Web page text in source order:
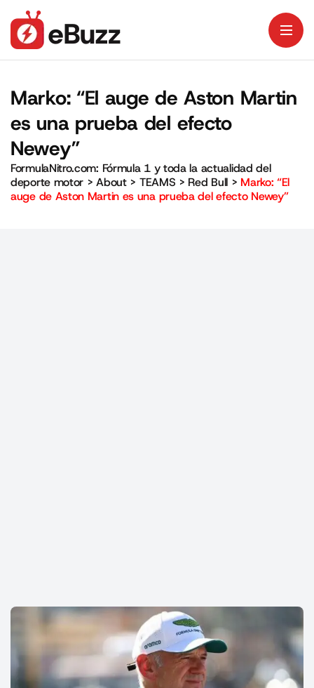
Marko: “El auge de Aston Martin
es una prueba del efecto
Newey”
FormulaNitro.com: Fórmula 1 y toda la actualidad del
deporte motor >About> TEAMS > Red Bull > Marko: “El
auge de Aston Martin es una prueba del efecto Newey”